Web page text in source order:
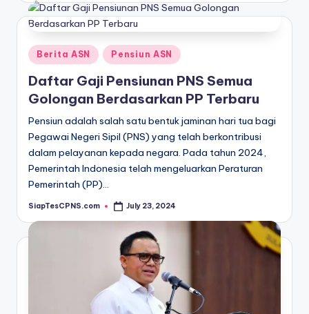
Posted
in
Berita ASN Pensiun ASN
Daftar Gaji Pensiunan PNS Semua
Golongan Berdasarkan PP Terbaru
Pensiun adalah salah satu bentuk jaminan hari tua bagi
Pegawai Negeri Sipil (PNS) yang telah berkontribusi
dalam pelayanan kepada negara. Pada tahun 2024,
Pemerintah Indonesia telah mengeluarkan Peraturan
Pemerintah (PP)…
Posted
SiapTesCPNS.com July 23, 2024